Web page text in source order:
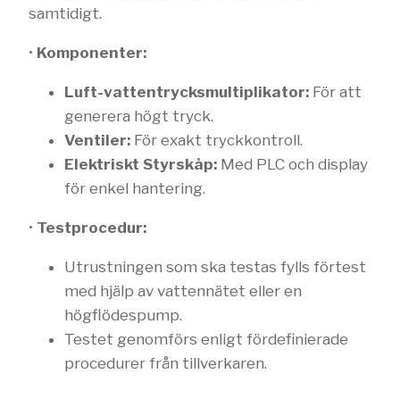
samtidigt.
• Komponenter:
Luft-vattentrycksmultiplikator: För att
generera högt tryck.
Ventiler: För exakt tryckkontroll.
Elektriskt Styrskåp: Med PLC och display
för enkel hantering.
• Testprocedur:
Utrustningen som ska testas fylls förtest
med hjälp av vattennätet eller en
högflödespump.
Testet genomförs enligt fördefinierade
procedurer från tillverkaren.